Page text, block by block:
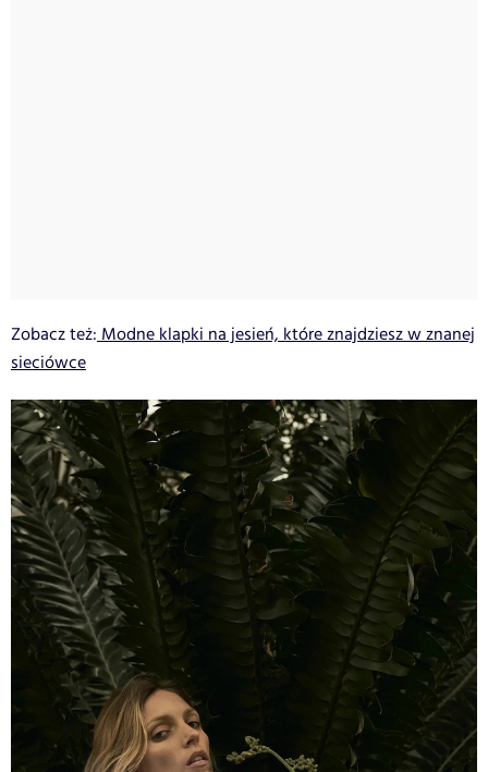
Zobacz też:Modne klapki na jesień, które znajdziesz w znanej
sieciówce